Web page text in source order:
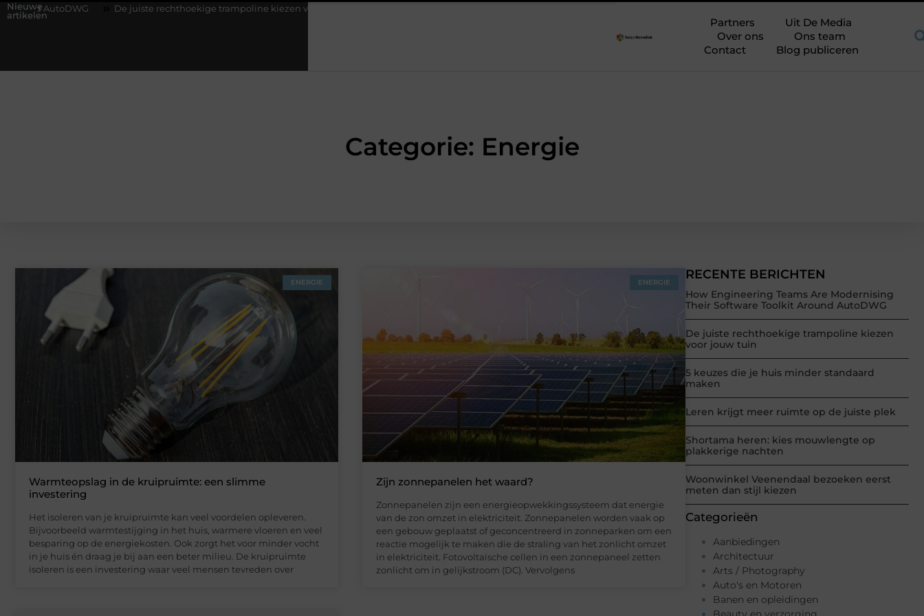
Nieuwe
artikelen
De juiste rechthoekige trampoline kiezen voor jouw tuin
Partners
Uit De Media
Over ons
Ons team
Contact
Blog publiceren
Categorie: Energie
RECENTE BERICHTEN
How Engineering Teams Are Modernising
Their Software Toolkit Around AutoDWG
De juiste rechthoekige trampoline kiezen
voor jouw tuin
5 keuzes die je huis minder standaard
maken
Leren krijgt meer ruimte op de juiste plek
Shortama heren: kies mouwlengte op
plakkerige nachten
Woonwinkel Veenendaal bezoeken eerst
meten dan stijl kiezen
Categorieën
Aanbiedingen
Architectuur
Arts / Photography
Auto's en Motoren
Banen en opleidingen
ENERGIE
Warmteopslag in de kruipruimte: een slimme
investering
Het isoleren van je kruipruimte kan veel voordelen opleveren.
Bijvoorbeeld warmtestijging in het huis, warmere vloeren en veel
besparing op de energiekosten. Ook zorgt het voor minder vocht
in je huis én draag je bij aan een beter milieu. De kruipruimte
isoleren is een investering waar veel mensen tevreden over
ENERGIE
Zijn zonnepanelen het waard?
Zonnepanelen zijn een energieopwekkingssysteem dat energie
van de zon omzet in elektriciteit. Zonnepanelen worden vaak op
een gebouw geplaatst of geconcentreerd in zonneparken om een
​​reactie mogelijk te maken die de straling van het zonlicht omzet
in elektriciteit. Fotovoltaïsche cellen in een zonnepaneel zetten
zonlicht om in gelijkstroom (DC). Vervolgens